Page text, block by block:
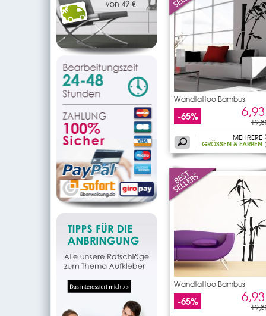
Wandtattoo Bambus
-65%
MEHRERE
GRÖSSEN & FARBEN
Wandtattoo Bambus
-65%